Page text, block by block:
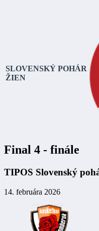
SLOVENSKÝ POHÁR
ŽIEN
Final 4 - finále
TIPOS Slovenský
14. februára 2026